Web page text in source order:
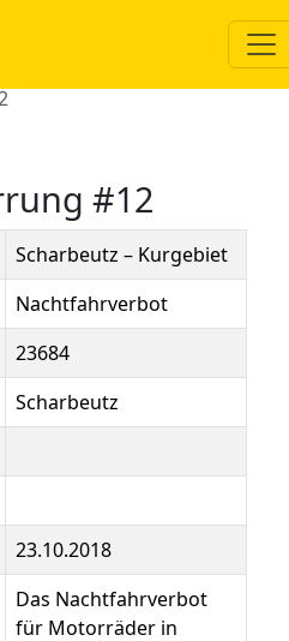
#12
Scharbeutz – Kurgebiet
Nachtfahrverbot
23684
Scharbeutz
23.10.2018
Das Nachtfahrverbot
für Motorräder in